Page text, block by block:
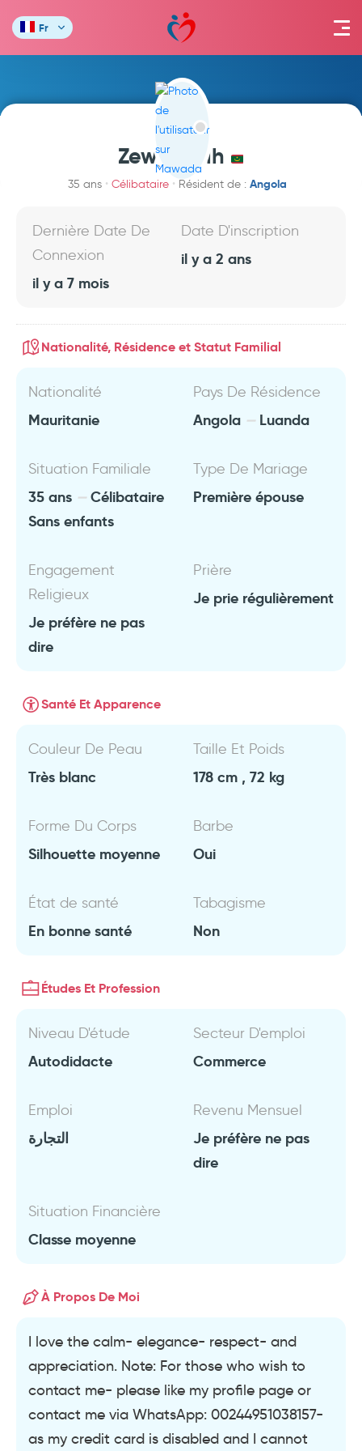
Fr
Zewg salih
35 ans Célibataire Résident de : Angola
Dernière Date De
Connexion
il y a 7 mois
Date D'inscription
il y a 2 ans
Nationalité, Résidence et Statut Familial
Nationalité
Mauritanie
Pays De Résidence
Angola Luanda
Situation Familiale
35 ans
Célibataire
Sans enfants
Type De Mariage
Première épouse
Engagement
Religieux
Je préfère ne pas
dire
Prière
Je prie régulièrement
Santé Et Apparence
Couleur De Peau
Très blanc
Taille Et Poids
178 cm , 72 kg
Forme Du Corps
Silhouette moyenne
Barbe
Oui
État de santé
En bonne santé
Tabagisme
Non
Études Et Profession
Niveau D'étude
Autodidacte
Secteur D'emploi
Commerce
Emploi
التجارة
Revenu Mensuel
Je préfère ne pas
dire
Situation Financière
Classe moyenne
À Propos De Moi
I love the calm- elegance- respect- and
appreciation. Note: For those who wish to
contact me- please like my profile page or
contact me via WhatsApp: 00244951038157-
as my credit card is disabled and I cannot